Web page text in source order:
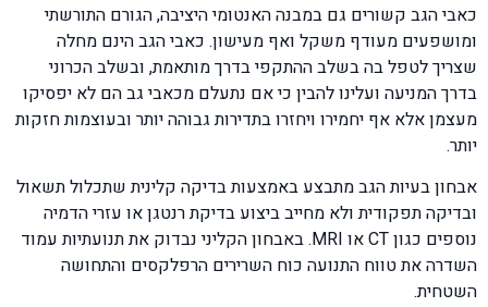
כאבי הגב קשורים גם במבנה האנטומי היציבה, הגורם התורשתי
ומושפעים מעודף משקל ואף מעישון. כאבי הגב הינם מחלה
שצריך לטפל בה בשלב ההתקפי בדרך מותאמת, ובשלב הכרוני
בדרך המניעה ועלינו להבין כי אם נתעלם מכאבי גב הם לא יפסיקו
מעצמן אלא אף יחמירו ויחזרו בתדירות גבוהה יותר ובעוצמות חזקות
יותר.
אבחון בעיות הגב מתבצע באמצעות בדיקה קלינית שתכלול תשאול
ובדיקה תפקודית ולא מחייב ביצוע בדיקת רנטגן או עזרי הדמיה
נוספים כגון CT או MRI. באבחון הקליני נבדוק את תנועתיות עמוד
השדרה את טווח התנועה כוח השרירים הרפלקסים והתחושה
השטחית.